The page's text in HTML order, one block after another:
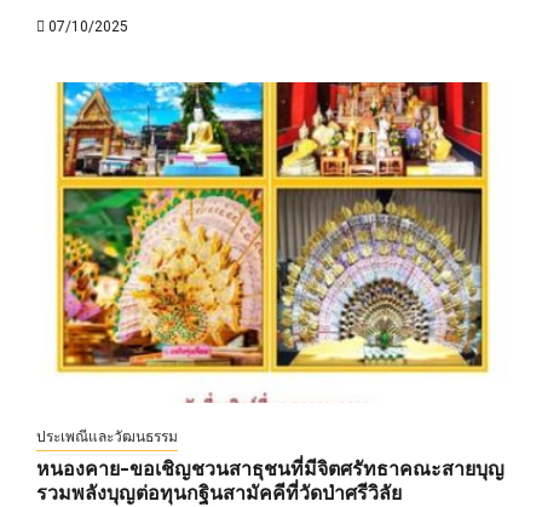
07/10/2025
ประเพณีและวัฒนธรรม
หนองคาย-ขอเชิญชวนสาธุชนที่มีจิตศรัทธาคณะสายบุญ
รวมพลังบุญต่อทุนกฐินสามัคคีที่วัดป่าศรีวิลัย